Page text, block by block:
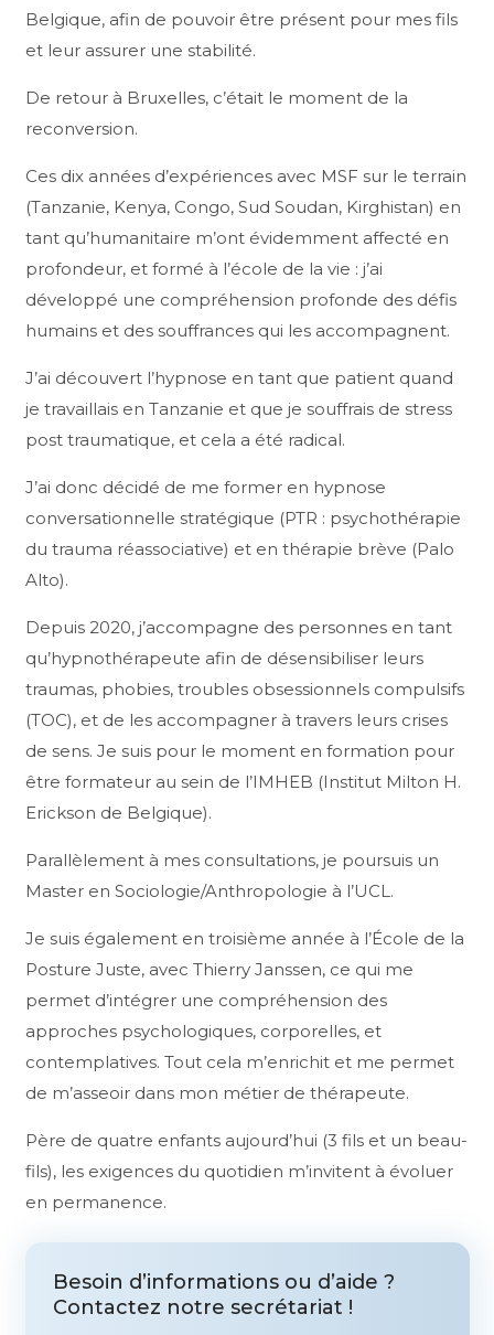
Belgique, afin de pouvoir être présent pour mes fils
et leur assurer une stabilité.
De retour à Bruxelles, c’était le moment de la
reconversion.
Ces dix années d’expériences avec MSF sur le terrain
(Tanzanie, Kenya, Congo, Sud Soudan, Kirghistan) en
tant qu’humanitaire m’ont évidemment affecté en
profondeur, et formé à l’école de la vie : j’ai
développé une compréhension profonde des défis
humains et des souffrances qui les accompagnent.
J’ai découvert l’hypnose en tant que patient quand
je travaillais en Tanzanie et que je souffrais de stress
post traumatique, et cela a été radical.
J’ai donc décidé de me former en hypnose
conversationnelle stratégique (PTR : psychothérapie
du trauma réassociative) et en thérapie brève (Palo
Alto).
Depuis 2020, j’accompagne des personnes en tant
qu’hypnothérapeute afin de désensibiliser leurs
traumas, phobies, troubles obsessionnels compulsifs
(TOC), et de les accompagner à travers leurs crises
de sens. Je suis pour le moment en formation pour
être formateur au sein de l’IMHEB (Institut Milton H.
Erickson de Belgique).
Parallèlement à mes consultations, je poursuis un
Master en Sociologie/Anthropologie à l’UCL.
Je suis également en troisième année à l’École de la
Posture Juste, avec Thierry Janssen, ce qui me
permet d’intégrer une compréhension des
approches psychologiques, corporelles, et
contemplatives. Tout cela m’enrichit et me permet
de m’asseoir dans mon métier de thérapeute.
Père de quatre enfants aujourd’hui (3 fils et un beau-
fils), les exigences du quotidien m’invitent à évoluer
en permanence.
Besoin d’informations ou d’aide ?
Contactez notre secrétariat !